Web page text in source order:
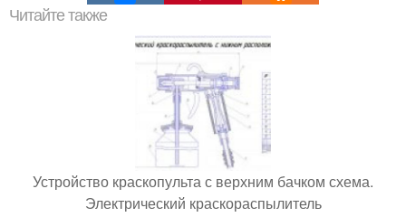
Читайте также
Устройство краскопульта с верхним бачком схема.
Электрический краскораспылитель